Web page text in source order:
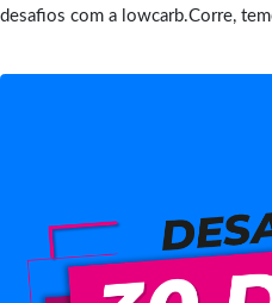
desafios com a lowcarb.Corre,